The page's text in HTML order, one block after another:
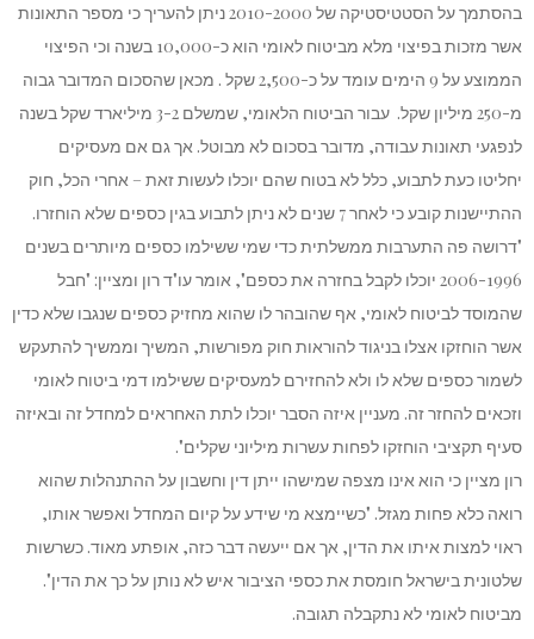
בהסתמך על הסטטיסטיקה של 2010-2000 ניתן להעריך כי מספר התאונות
אשר מזכות בפיצוי מלא מביטוח לאומי הוא כ-10,000 בשנה וכי הפיצוי
הממוצע על 9 הימים עומד על כ-2,500 שקל . מכאן שהסכום המדובר גבוה
מ-250 מיליון שקל. עבור הביטוח הלאומי, שמשלם 3-2 מיליארד שקל בשנה
לנפגעי תאונות עבודה, מדובר בסכום לא מבוטל. אך גם אם מעסיקים
יחליטו כעת לתבוע, כלל לא בטוח שהם יוכלו לעשות זאת – אחרי הכל, חוק
ההתיישנות קובע כי לאחר 7 שנים לא ניתן לתבוע בגין כספים שלא הוחזרו.
"דרושה פה התערבות ממשלתית כדי שמי ששילמו כספים מיותרים בשנים
2006-1996 יוכלו לקבל בחזרה את כספם", אומר עו"ד רון ומציין: "חבל
שהמוסד לביטוח לאומי, אף שהובהר לו שהוא מחזיק כספים שנגבו שלא כדין
אשר הוחזקו אצלו בניגוד להוראות חוק מפורשות, המשיך וממשיך להתעקש
לשמור כספים שלא לו ולא להחזירם למעסיקים ששילמו דמי ביטוח לאומי
וזכאים להחזר זה. מעניין איזה הסבר יוכלו לתת האחראים למחדל זה ובאיזה
סעיף תקציבי הוחזקו לפחות עשרות מיליוני שקלים".
רון מציין כי הוא אינו מצפה שמישהו ייתן דין וחשבון על ההתנהלות שהוא
רואה כלא פחות מגזל. "כשיימצא מי שידע על קיום המחדל ואפשר אותו,
ראוי למצות איתו את הדין, אך אם ייעשה דבר כזה, אופתע מאוד. כשרשות
שלטונית בישראל חומסת את כספי הציבור איש לא נותן על כך את הדין".
מביטוח לאומי לא נתקבלה תגובה.